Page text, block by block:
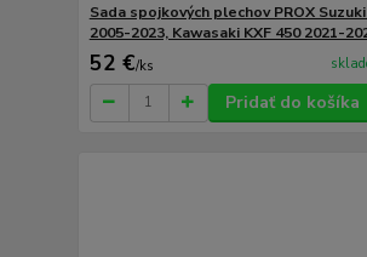
Sada spojkových plechov PROX
2005-2023, Kawasaki KXF 450 2021-
52 €/ks
Pridať do košíka